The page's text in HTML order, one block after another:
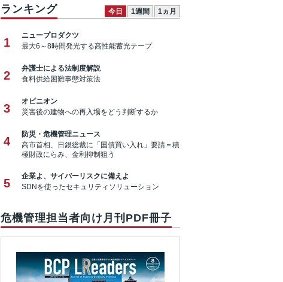
ランキング 今日 1週間 1ヵ月
1
ニュープロダクツ
最大6～8時間発光する高性能蓄光テープ
2
弁護士による法制度解説
食料供給困難事態対策法
3
オピニオン
災害後の建物への再入場をどう判断するか
4
防災・危機管理ニュース
高市首相、日銀総裁に「国債買い入れ」要請＝積
極財政にらみ、金利抑制狙う
5
企業よ、サイバーリスクに備えよ
SDNを使ったセキュリティソリューション
危機管理担当者向け月刊PDF冊子